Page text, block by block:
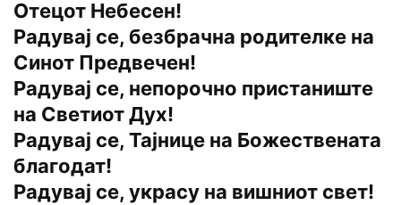
Отецот Небесен!
Радувај се, безбрачна родителке на
Синот Предвечен!
Радувај се, непорочно пристаниште
на Светиот Дух!
Радувај се, Тајнице на Божествената
благодат!
Радувај се, украсу на вишниот свет!